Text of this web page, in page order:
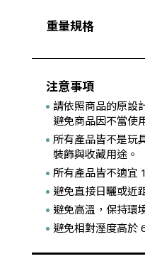
重量規格
注意事項
請依照商品的原設
避免商品因不當使
所有產品皆不是玩
裝飾與收藏用途。
所有產品皆不適宜
避免直接日曬或近
避免高溫，保持環
避免相對溼度高於